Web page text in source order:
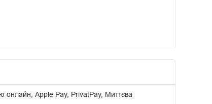
онлайн, Apple Pay, PrivatPay, Миттєва